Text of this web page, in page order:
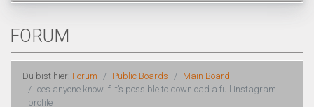
FORUM
Du bist hier: Forum Public Boards
Main Board
oes anyone know if it’s possible to download a full Instagram
profile